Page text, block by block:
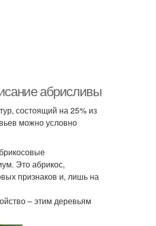
абрисливы
состоящий на 25% из
можно условно
Это абрикос,
признаков и, лишь на
– этим деревьям